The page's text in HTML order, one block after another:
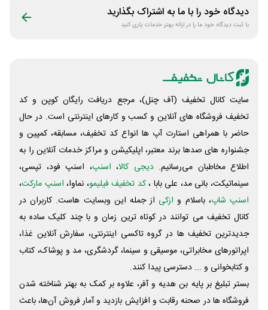
دیدگاه خود را با ما به اشتراک بگذارید
با ثبت دیدگاه خود ما را در ارائه بهتر خدمات یاری کنید
سایت کانال تخفیف (آف چنل)، مرجع دریافت رایگان کوپن و کد
تخفیف فروشگاه های آنلاین و کسب و‌ کارهای اینترنتی است. در حال
حاضر با همراهی استارت آپ ها انواع کد تخفیف، مسابقه، کمپین و
جشنواره های صدها برند معتبر، اپلیکیشن و مراکز خدمات آنلاین را به
اطلاع مخاطبان می‌رسانیم. دیجی کالا، اسنپ، اسنپ فود، تپسی،
سینماتیکت، بانی مد، علی‌ بابا ،کد تخفیف فیلیمو، نماوا، اسنپ مارکت،
اسنپ شاپ، باسلام و ازکی از جمله این وبسایت ‌هاست. کاربران در
کانال تخفیف می توانند در کوتاه ترین زمان و با چند کلیک ساده به
جدیدترین تخفیف ها در گروه تاکسی اینترنتی، سفارش آنلاین غذا،
اپراتورهای مخابراتی، موسیقی و سینما، گردشگری، مد و پوشاک، کتاب
و کتابخوانی و ... دسترسی پیدا کنند.
بستر تبلیغ بر پایه بن هدیه و آفر، علاوه بر کمک به بهتر شناخته شدن
فروشگاه ها در صحنه رقابت و افزایش بازدید و آمار فروش آن‌ها، باعث